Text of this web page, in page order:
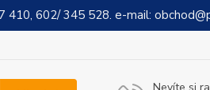
602/ 345 528. e-mail: